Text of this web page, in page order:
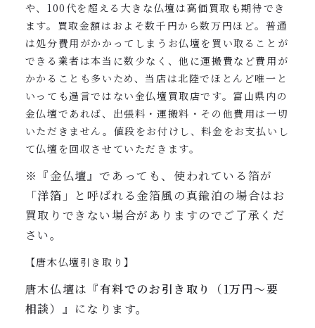
や、100代を超える大きな仏壇は高価買取も期待でき
ます。買取金額はおよそ数千円から数万円ほど。普通
は処分費用がかかってしまうお仏壇を買い取ることが
できる業者は本当に数少なく、他に運搬費など費用が
かかることも多いため、当店は北陸でほとんど唯一と
いっても過言ではない金仏壇買取店です。富山県内の
金仏壇であれば、出張料・運搬料・その他費用は一切
いただきません。値段をお付けし、料金をお支払いし
て仏壇を回収させていただきます。
※『金仏壇』であっても、使われている箔が
「洋箔」
と呼ばれる金箔風の真鍮泊の場合はお
買取りできない場合がありますのでご了承くだ
さい。
【唐木仏壇引き取り】
唐木仏壇は『有料でのお引き取り（1万円〜要
相談） 』になります。